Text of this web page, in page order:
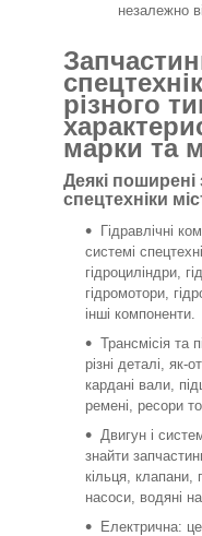
незалежно
різного
марки та
Деякі
спецтехніки
Гідравлічні
системі
гідроциліндри,
гідромотори,
інші компоненти.
Трансмісія та
різні деталі, як-
кардані вали,
ремені, ресори
Двигун і
знайти
кільця, клапани,
насоси, водяні
Електрична: